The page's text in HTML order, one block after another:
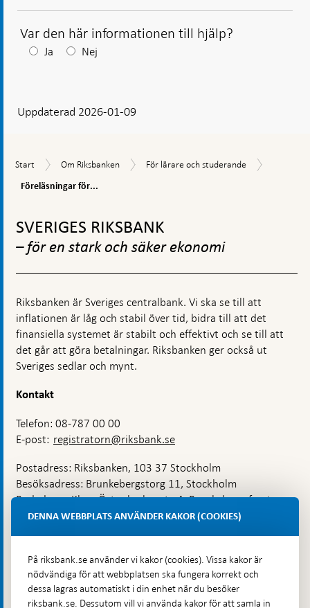
Var den här informationen till hjälp?
Efter
visas
Ja Nej
Uppdaterad 2026-01-09
Start
Start
Om
Om Riksbanken
För
För lärare och studerande
Föreläsningar för...
toppnavigation
SVERIGES RIKSBANK
– för en stark och säker ekonomi
Riksbanken är Sveriges centralbank. Vi ska se till att
inflationen är låg och stabil över tid, bidra till att det
finansiella systemet är stabilt och effektivt och se till att
det går att göra betalningar. Riksbanken ger också ut
Sveriges sedlar och mynt.
Kontakt
Telefon: 08-787 00 00
E-post: registratorn@riksbank.se
Postadress: Riksbanken, 103 37 Stockholm
Besöksadress: Brunkebergstorg 11, Stockholm
Budadress: Klara Östra kyrkogata 4, Brunkebergsfaret,
Lastplats 6
Hitta direkt
DENNA WEBBPLATS ANVÄNDER KAKOR (COOKIES)
På riksbank.se använder vi kakor (cookies). Vissa kakor är
nödvändiga för att webbplatsen ska fungera korrekt och
dessa lagras automatiskt i din enhet när du besöker
riksbank.se. Dessutom vill vi använda kakor för att samla in